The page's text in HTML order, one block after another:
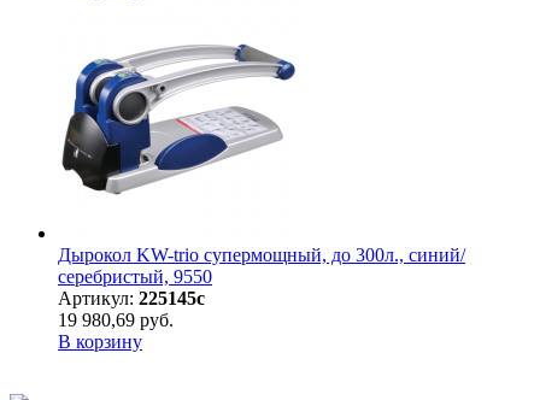
Дырокол KW-trio супермощный, до 300л., синий/
серебристый, 9550
Артикул: 225145с
19 980,69 руб.
В корзину